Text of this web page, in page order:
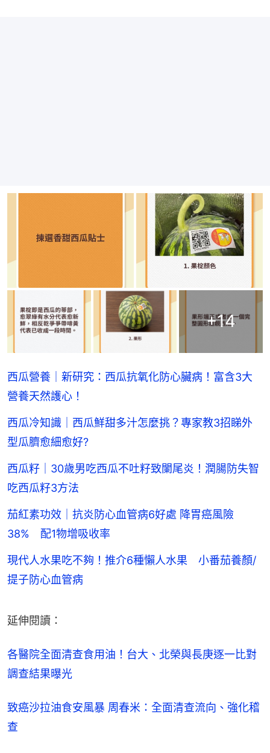
+14
西瓜營養｜新研究：西瓜抗氧化防心臟病！富含3大
營養天然護心！
西瓜冷知識｜西瓜鮮甜多汁怎麼挑？專家教3招睇外
型瓜臍愈細愈好?
西瓜籽｜30歲男吃西瓜不吐籽致闌尾炎！潤腸防失智
吃西瓜籽3方法
茄紅素功效｜抗炎防心血管病6好處 降胃癌風險
38% 配1物增吸收率
現代人水果吃不夠！推介6種懶人水果 小番茄養顏/
提子防心血管病
延伸閱讀：
各醫院全面清查食用油！台大、北榮與長庚逐一比對
調查結果曝光
致癌沙拉油食安風暴 周春米：全面清查流向、強化稽
查